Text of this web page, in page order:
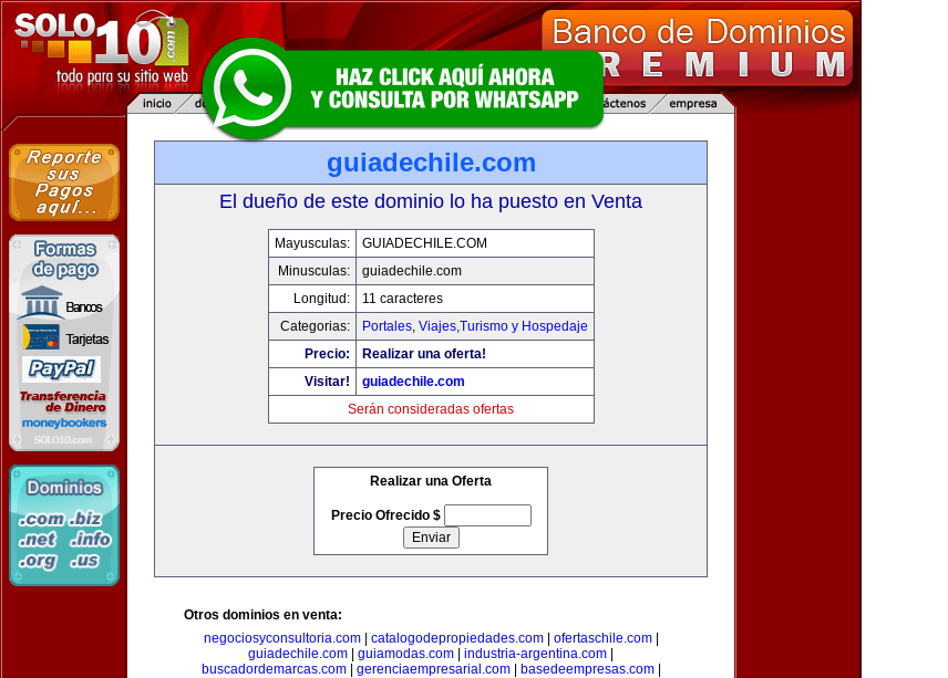
guiadechile.com
El dueño de este dominio lo ha puesto en Venta
Mayusculas:
GUIADECHILE.COM
Minusculas:
guiadechile.com
Longitud:
11 caracteres
Categorias:
Portales, Viajes,Turismo y Hospedaje
Precio:
Realizar una oferta!
Visitar!
guiadechile.com
Serán consideradas ofertas
Realizar una Oferta
Precio Ofrecido $
Otros dominios en venta:
negociosyconsultoria.com| catalogodepropiedades.com| ofertaschile.com|
guiadechile.com
guiamodas.com industria-argentina.com
buscadordemarcas.com| gerenciaempresarial.com| basedeempresas.com|